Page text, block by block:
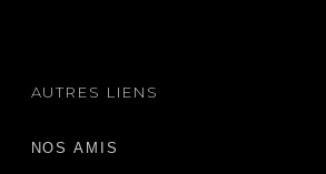
AUTRES LIENS
NOS AMIS